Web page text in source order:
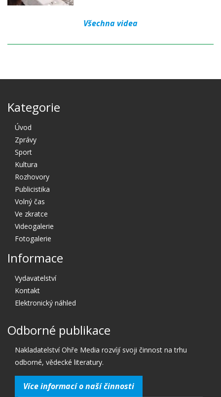
Všechna videa
Kategorie
Úvod
Zprávy
Sport
Kultura
Rozhovory
Publicistika
Volný čas
Ve zkratce
Videogalerie
Fotogalerie
Informace
Vydavatelství
Kontakt
Elektronický náhled
Odborné publikace
Nakladatelství Ohře Media rozvíjí svoji činnost na trhu
odborné, vědecké literatury.
Více informací o naší činnosti